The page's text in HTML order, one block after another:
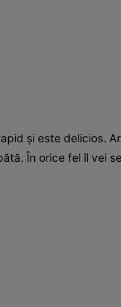
şi este delicios.
În orice fel îl vei